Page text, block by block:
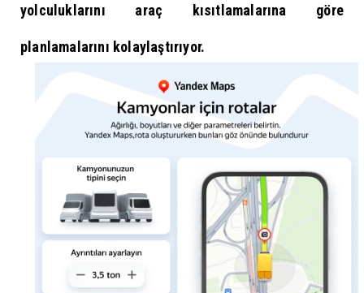
yolculuklarını araç kısıtlamalarına göre
planlamalarını kolaylaştırıyor.